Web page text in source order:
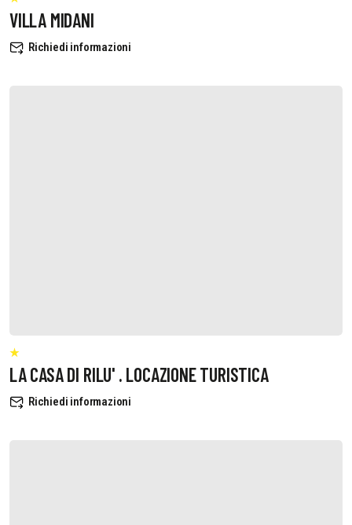
VILLA MIDANI
Richiedi informazioni
LA CASA DI RILU' . LOCAZIONE TURISTICA
Richiedi informazioni